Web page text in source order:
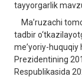
tayyorgarlik
Ma’ruzachi
tadbir
mе’yoriy-huquqiy
Prеzidеntining
Rеspublikаsidа